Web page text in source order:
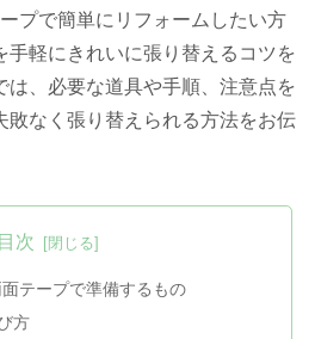
プで簡単にリフォームしたい方
手軽にきれいに張り替えるコツを
は、必要な道具や手順、注意点を
敗なく張り替えられる方法をお伝
目次
テープで準備するもの
方